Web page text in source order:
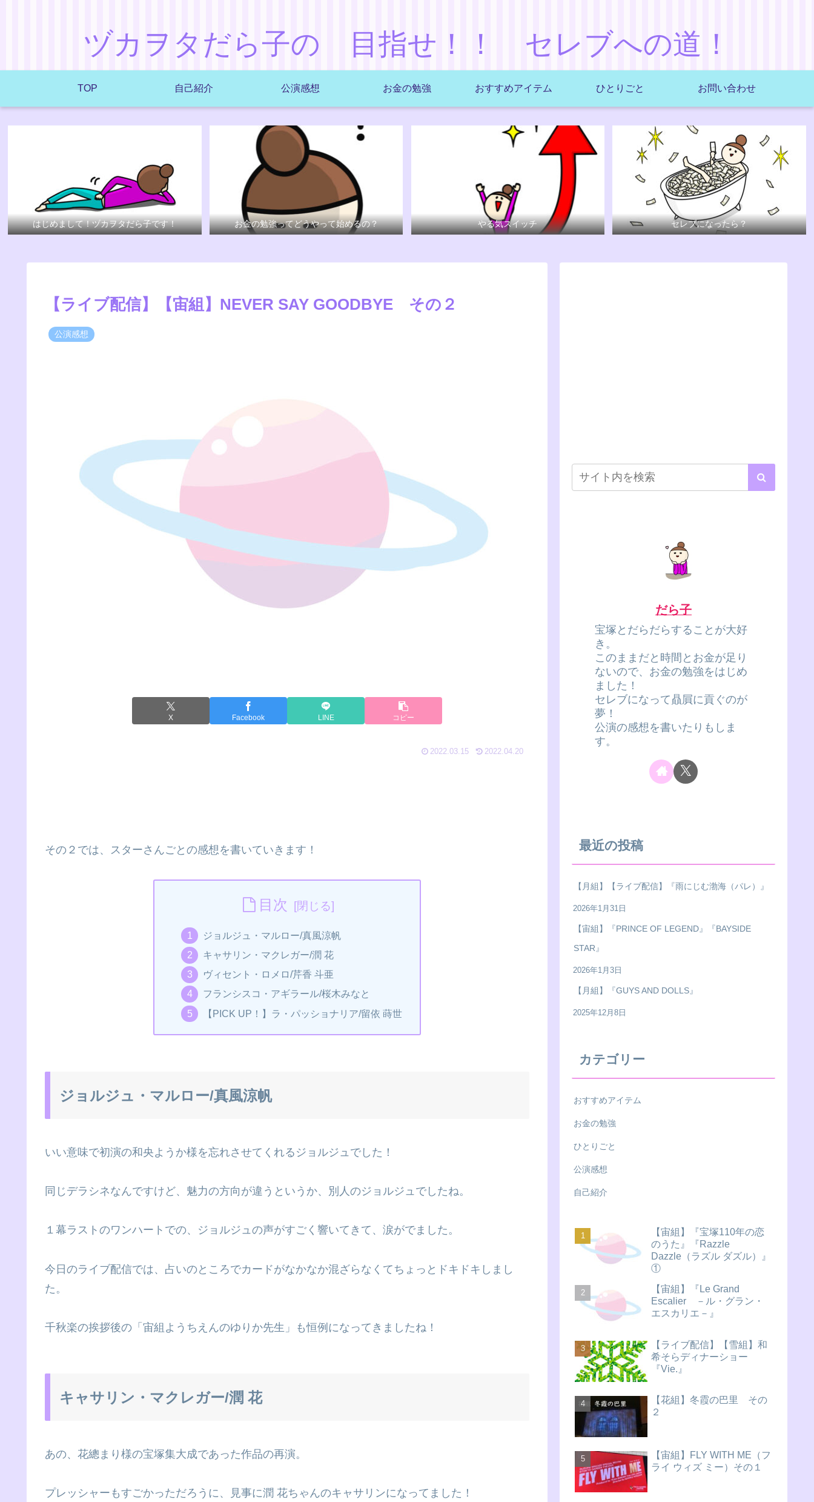
ヅカヲタだら子の 目指せ！！ セレブへの道！
TOP 自己紹介 公演感想 お金の勉強 おすすめアイテム ひとりごと お問い合わせ
はじめまして！ヅカヲタだら子です！ お金の勉強ってどうやって始めるの？ やる気スイッチ セレブになったら？
【ライブ配信】【宙組】NEVER SAY GOODBYE その２
公演感想
X Facebook LINE コピー
2022.03.15 2022.04.20
その２では、スターさんごとの感想を書いていきます！
目次
ジョルジュ・マルロー/真風涼帆
キャサリン・マクレガー/潤 花
ヴィセント・ロメロ/芹香 斗亜
フランシスコ・アギラール/桜木みなと
【PICK UP！】ラ・パッショナリア/留依 蒔世
ジョルジュ・マルロー/真風涼帆
いい意味で初演の和央ようか様を忘れさせてくれるジョルジュでした！
同じデラシネなんですけど、魅力の方向が違うというか、別人のジョルジュでしたね。
１幕ラストのワンハートでの、ジョルジュの声がすごく響いてきて、涙がでました。
今日のライブ配信では、占いのところでカードがなかなか混ざらなくてちょっとドキドキしまし
た。
千秋楽の挨拶後の「宙組ようちえんのゆりか先生」も恒例になってきましたね！
キャサリン・マクレガー/潤 花
あの、花總まり様の宝塚集大成であった作品の再演。
プレッシャーもすごかっただろうに、見事に潤 花ちゃんのキャサリンになってました！
だら子
宝塚とだらだらすることが大好
き。
このままだと時間とお金が足り
ないので、お金の勉強をはじめ
ました！
セレブになって贔屓に貢ぐのが
夢！
公演の感想を書いたりもしま
す。
最近の投稿
【月組】【ライブ配信】『雨にじむ渤海（パレ）』
2026年1月31日
【宙組】『PRINCE OF LEGEND』『BAYSIDE
STAR』
2026年1月3日
【月組】『GUYS AND DOLLS』
2025年12月8日
カテゴリー
おすすめアイテム
お金の勉強
ひとりごと
公演感想
自己紹介
【宙組】『宝塚110年の恋
のうた』『Razzle
Dazzle（ラズル ダズル）』
①
【宙組】『Le Grand
Escalier －ル・グラン・
エスカリエ－』
【ライブ配信】【雪組】和
希そらディナーショー
『Vie.』
【花組】冬霞の巴里 その
２
【宙組】FLY WITH ME（フ
ライ ウィズ ミー）その１